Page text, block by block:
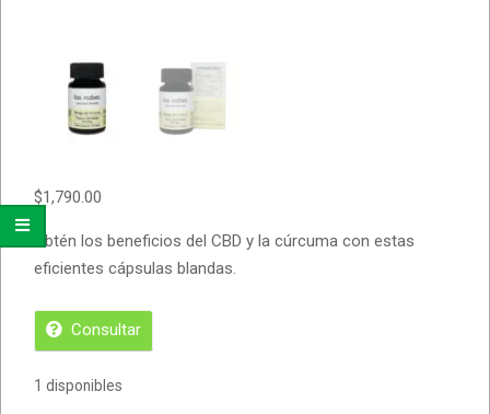
$1,790.00
Obtén los beneficios del CBD y la cúrcuma con estas
eficientes cápsulas blandas.
Consultar
1 disponibles